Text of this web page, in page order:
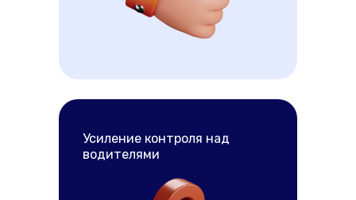
Усиление контроля над
водителями